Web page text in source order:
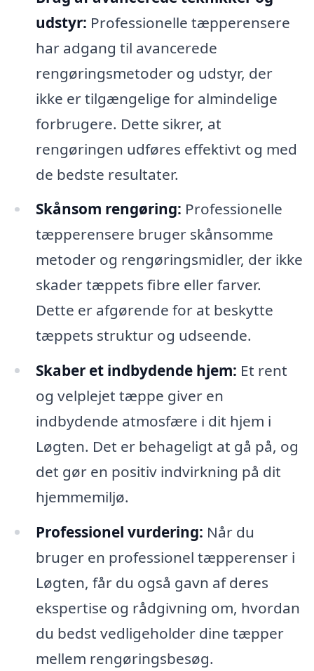
udstyr: Professionelle tæpperensere
har adgang til avancerede
rengøringsmetoder og udstyr, der
ikke er tilgængelige for almindelige
forbrugere. Dette sikrer, at
rengøringen udføres effektivt og med
de bedste resultater.
Skånsom rengøring: Professionelle
tæpperensere bruger skånsomme
metoder og rengøringsmidler, der ikke
skader tæppets fibre eller farver.
Dette er afgørende for at beskytte
tæppets struktur og udseende.
Skaber et indbydende hjem: Et rent
og velplejet tæppe giver en
indbydende atmosfære i dit hjem i
Løgten. Det er behageligt at gå på, og
det gør en positiv indvirkning på dit
hjemmemiljø.
Professionel vurdering: Når du
bruger en professionel tæpperenser i
Løgten, får du også gavn af deres
ekspertise og rådgivning om, hvordan
du bedst vedligeholder dine tæpper
mellem rengøringsbesøg.